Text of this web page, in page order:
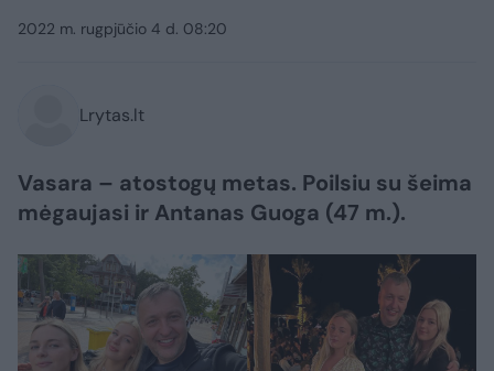
2022 m. rugpjūčio 4 d. 08:20
Lrytas.lt
Vasara – atostogų metas. Poilsiu su šeima
mėgaujasi ir Antanas Guoga (47 m.).